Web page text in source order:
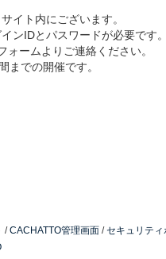
イト内にございます。
ンIDとパスワードが必要です。
ォームよりご連絡ください。
までの開催です。
/CACHATTO管理画面 /セキュリティ